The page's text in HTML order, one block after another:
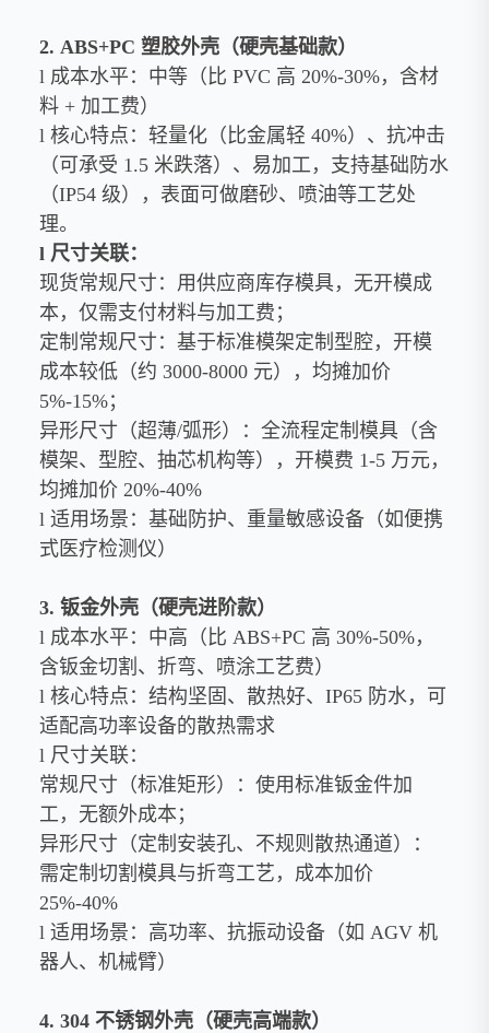
2. ABS+PC 塑胶外壳（硬壳基础款）
l 成本水平：中等（比 PVC 高 20%-30%，含材
料 + 加工费）
l 核心特点：轻量化（比金属轻 40%）、抗冲击
（可承受 1.5 米跌落）、易加工，支持基础防水
（IP54 级），表面可做磨砂、喷油等工艺处
理。
l 尺寸关联：
现货常规尺寸：用供应商库存模具，无开模成
本，仅需支付材料与加工费；
定制常规尺寸：基于标准模架定制型腔，开模
成本较低（约 3000-8000 元），均摊加价
5%-15%；
异形尺寸（超薄/弧形）：全流程定制模具（含
模架、型腔、抽芯机构等），开模费 1-5 万元，
均摊加价 20%-40%
l 适用场景：基础防护、重量敏感设备（如便携
式医疗检测仪）
3. 钣金外壳（硬壳进阶款）
l 成本水平：中高（比 ABS+PC 高 30%-50%，
含钣金切割、折弯、喷涂工艺费）
l 核心特点：结构坚固、散热好、IP65 防水，可
适配高功率设备的散热需求
l 尺寸关联：
常规尺寸（标准矩形）：使用标准钣金件加
工，无额外成本；
异形尺寸（定制安装孔、不规则散热通道）：
需定制切割模具与折弯工艺，成本加价
25%-40%
l 适用场景：高功率、抗振动设备（如 AGV 机
器人、机械臂）
4. 304 不锈钢外壳（硬壳高端款）